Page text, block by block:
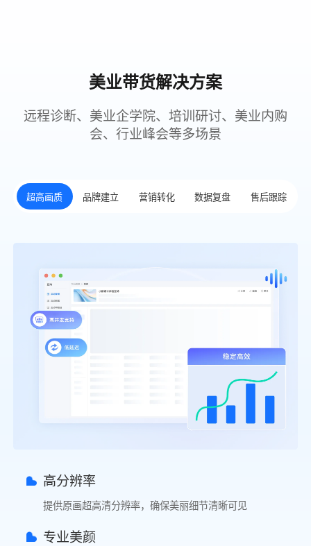
美业带货解决方案
远程诊断、美业企学院、培训研讨、美业内购
会、行业峰会等多场景
超高画质 品牌建立 营销转化 数据复盘 售后跟踪
高分辨率
提供原画超高清分辨率，确保美丽细节清晰可见
专业美颜